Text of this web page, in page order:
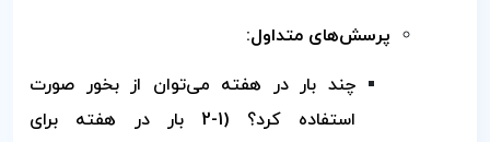
پرسش‌های متداول:
چند بار در هفته می‌توان از بخور صورت
استفاده کرد؟ (1-2 بار در هفته برای